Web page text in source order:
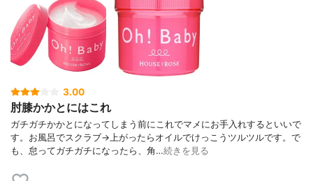
3.00
肘膝かかとにはこれ
ガチガチかかとになってしまう前にこれでマメにお手入れするといいで
す。お風呂でスクラブ→上がったらオイルでけっこうツルツルです。で
も、怠ってガチガチになったら、角…続きを見る